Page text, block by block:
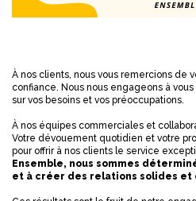
À nos clients, nous vous remercions de
confiance. Nous nous engageons à
sur vos besoins et vos préoccupations.
À nos équipes commerciales et
Votre dévouement quotidien et votre
pour offrir à nos clients le service
Ensemble, nous sommes
et à créer des relations solides et